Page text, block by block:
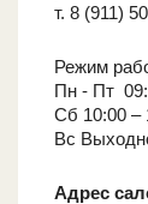
т. 8 (911)
Режим
Пн - Пт
Сб 10:00 –
Вс
Адрес